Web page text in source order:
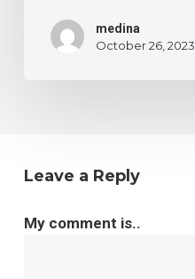
medina
October 26, 2023
Leave a Reply
My comment is..